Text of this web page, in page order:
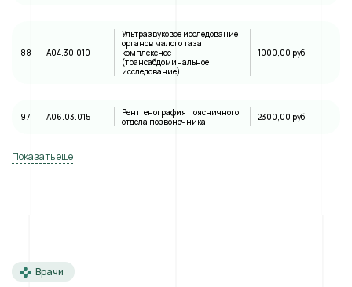
88 А04.30.010
Ультразвуковое исследование
органов малого таза
комплексное
(трансабдоминальное
исследование)
1000,00 руб.
97 A06.03.015
Рентгенография поясничного
отдела позвоночника
2300,00 руб.
Показать еще
Врачи